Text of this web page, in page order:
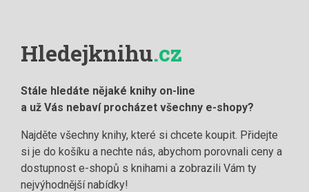
Hledejknihu.cz
Stále hledáte nějaké knihy on-line
a už Vás nebaví procházet všechny e-shopy?
Najděte všechny knihy, které si chcete koupit. Přidejte
si je do košíku a nechte nás, abychom porovnali ceny a
dostupnost e-shopů s knihami a zobrazili Vám ty
nejvýhodnější nabídky!